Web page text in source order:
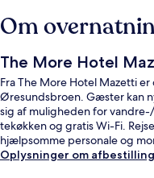
Om
The More Hotel
Fra The More Hotel Mazetti
Øresundsbroen. Gæster kan
sig af muligheden for
tekøkken og gratis Wi-Fi.
hjælpsomme personale og
Oplysninger om